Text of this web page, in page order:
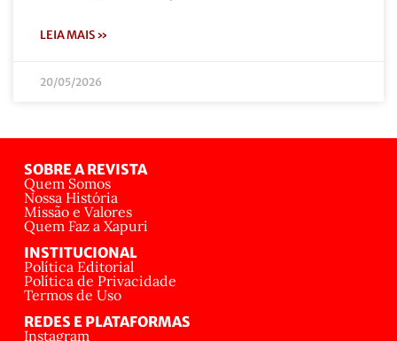
LEIA MAIS »
20/05/2026
SOBRE A REVISTA
Quem Somos
Nossa História
Missão e Valores
Quem Faz a Xapuri
INSTITUCIONAL
Política Editorial
Política de Privacidade
Termos de Uso
REDES E PLATAFORMAS
Instagram